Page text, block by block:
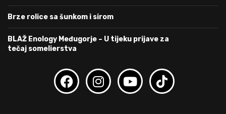
Brze rolice sa šunkom i sirom
BLAŽ Enology Međugorje – U tijeku prijave za
tečaj somelierstva